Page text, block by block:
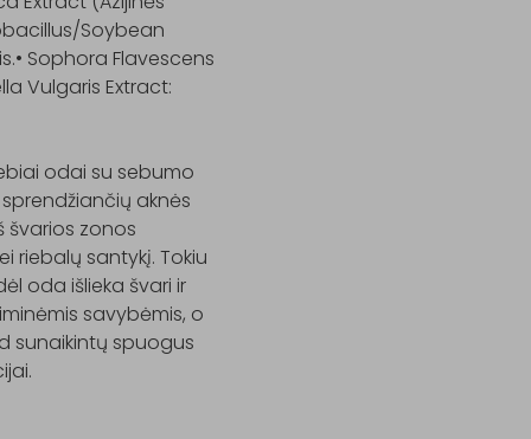
Soybean
Sophora Flavescens
Vulgaris Extract:
odai su sebumo
sprendžiančių aknės
švarios zonos
riebalų santykį. Tokiu
oda išlieka švari ir
savybėmis, o
sunaikintų spuogus